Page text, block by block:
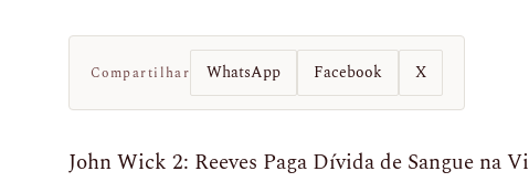
Compartilhar WhatsApp Facebook X
John Wick 2: Reeves Paga Dívida de Sangue na